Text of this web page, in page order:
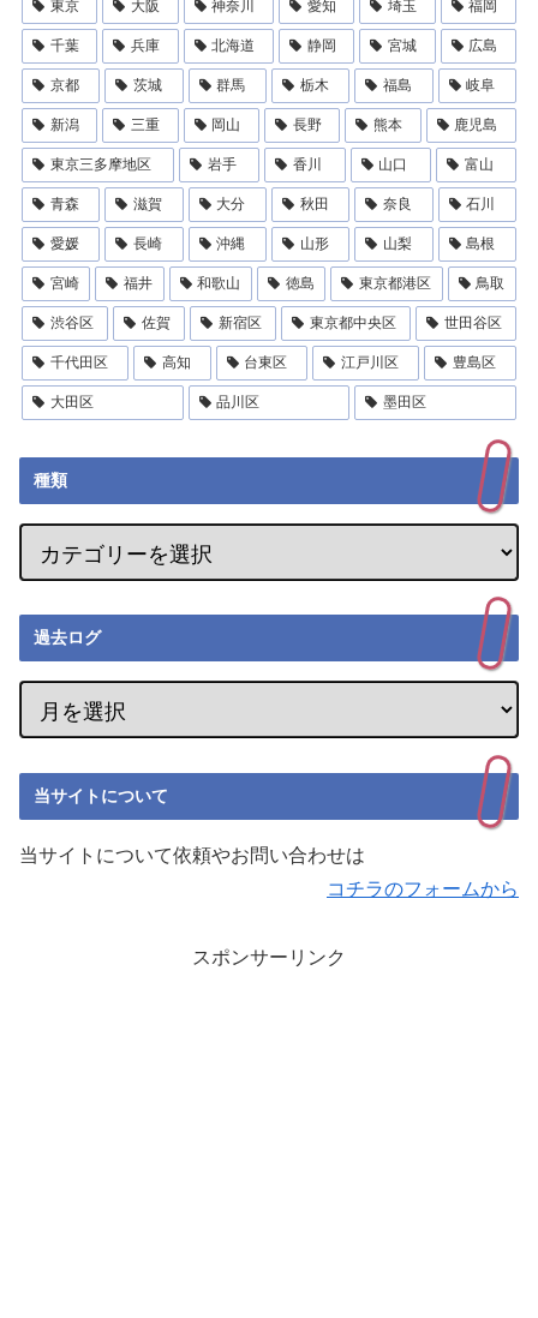
東京 大阪 神奈川 愛知 埼玉 福岡
千葉 兵庫 北海道 静岡 宮城 広島
京都 茨城 群馬 栃木 福島 岐阜
新潟 三重 岡山 長野 熊本 鹿児島
東京三多摩地区 岩手 香川 山口 富山
青森 滋賀 大分 秋田 奈良 石川
愛媛 長崎 沖縄 山形 山梨 島根
宮崎 福井 和歌山 徳島 東京都港区 鳥取
渋谷区 佐賀 新宿区 東京都中央区 世田谷区
千代田区 高知 台東区 江戸川区 豊島区
大田区 品川区 墨田区
種類
過去ログ
当サイトについて
当サイトについて依頼やお問い合わせは
コチラのフォームから
スポンサーリンク